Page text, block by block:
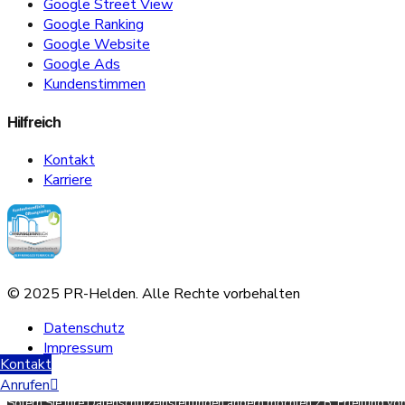
Google Street View
Google Ranking
Google Website
Google Ads
Kundenstimmen
Hilfreich
Kontakt
Karriere
Kontakt
Anrufen
© 2025 PR-Helden. Alle Rechte vorbehalten
Datenschutz
Impressum
Scroll Up